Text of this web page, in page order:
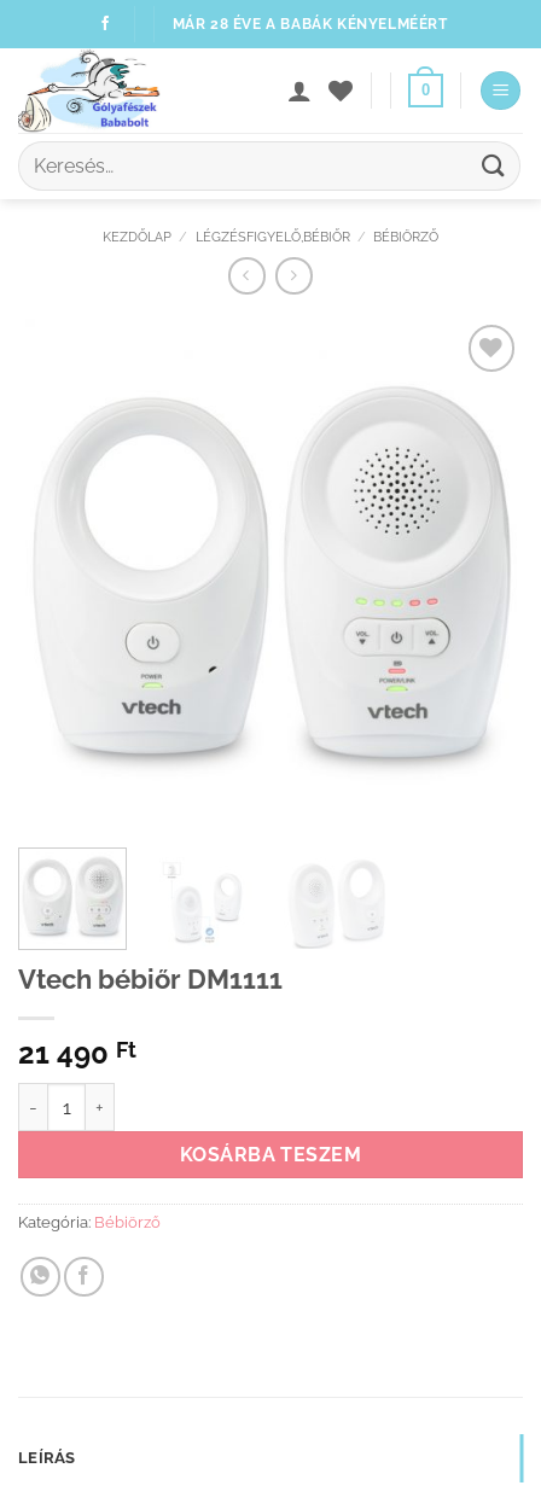
to
content
MÁR 28 ÉVE A BABÁK KÉNYELMÉÉRT
0
Keresés
a
KEZDŐLAP / LÉGZÉSFIGYELŐ,BÉBIŐR / BÉBIÖRZŐ
Kedvenceimhez
adom
Vtech bébiőr DM1111
21 490 Ft
KOSÁRBA TESZEM
Kategória: Bébiörző
LEÍRÁS